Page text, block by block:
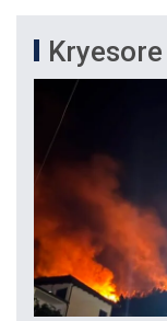
Kryesore